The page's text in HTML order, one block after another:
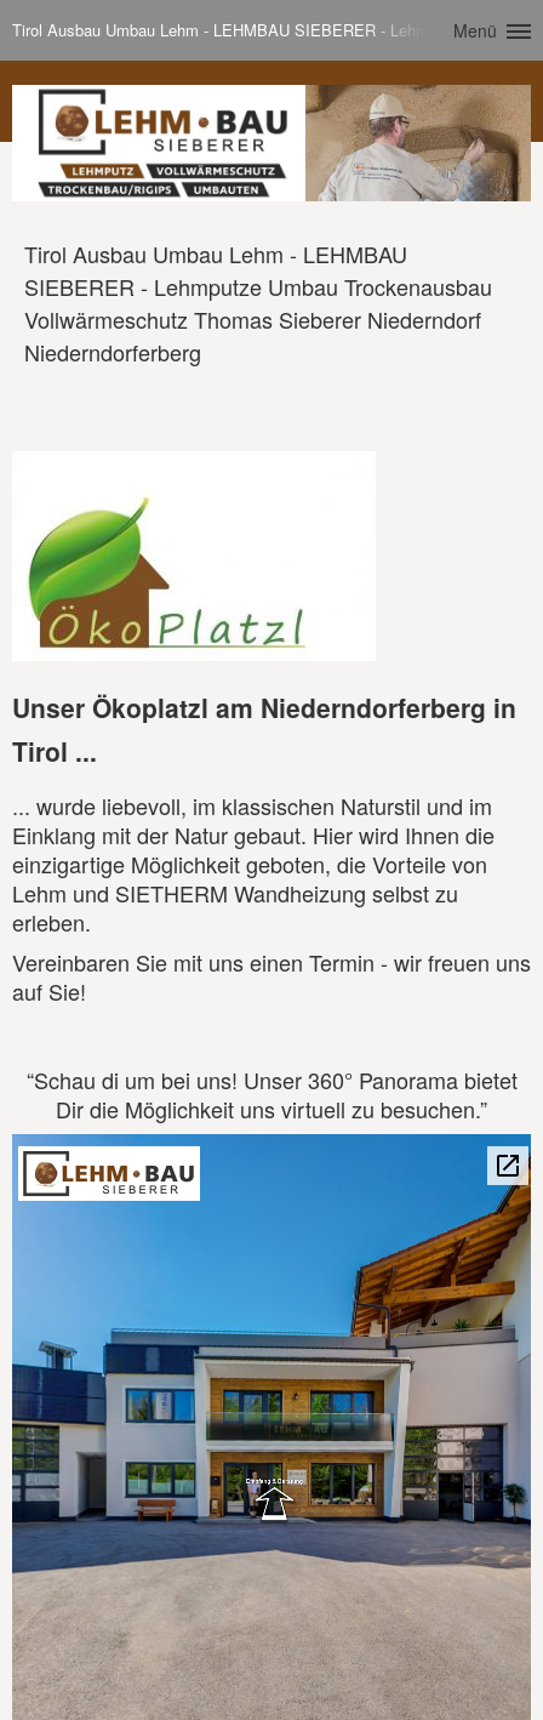
Tirol Ausbau Umbau Lehm - LEHMBAU SIEBERER - Lehmputze Umbau
Menü
Tirol Ausbau Umbau Lehm - LEHMBAU
SIEBERER - Lehmputze Umbau Trockenausbau
Vollwärmeschutz Thomas Sieberer Niederndorf
Niederndorferberg
Unser Ökoplatzl am Niederndorferberg in
Tirol ...
... wurde liebevoll, im klassischen Naturstil und im
Einklang mit der Natur gebaut. Hier wird Ihnen die
einzigartige Möglichkeit geboten, die Vorteile von
Lehm und SIETHERM Wandheizung selbst zu
erleben.
Vereinbaren Sie mit uns einen Termin - wir freuen uns
auf Sie!
“Schau di um bei uns! Unser 360° Panorama bietet
Dir die Möglichkeit uns virtuell zu besuchen.”